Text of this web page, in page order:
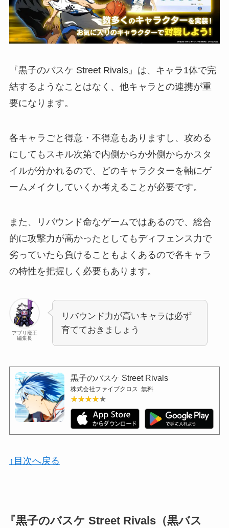
『黒子のバスケ Street Rivals』は、キャラ1体で完
結するようなことはなく、他キャラとの連携が重
要になります。
各キャラごと得意・不得意もありますし、攻める
にしてもスキル次第で内側からか外側からかスタ
イルが分かれるので、どのキャラクターを軸にゲ
ームメイクしていくか考えることが必要です。
また、リバウンド命なゲームではあるので、総合
的に攻撃力が高かったとしてもディフェンス力で
劣っていたら負けることもよくあるので各キャラ
の特性を把握しく必要もあります。
アプリ魔王
編集長
リバウンド力が高いキャラは必ず
育てておきましょう
黒子のバスケ Street Rivals
株式会社ファイブクロス 無料
★★★★★
★★★★★
↑目次へ戻る
『黒子のバスケ Street Rivals（黒バス